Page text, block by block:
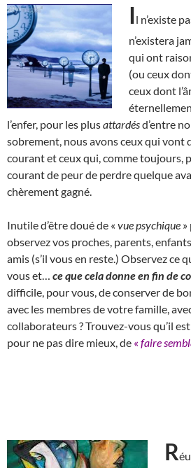
Il n’existe
n’existera
qui ont
(ou ceux
ceux dont
l’enfer, pour les plusattardésd’entre
sobrement, nous avons ceux qui vont
courant et ceux qui, comme toujours,
courant de peur de perdre quelque
chèrement gagné.
Inutile d’être doué de « vue psychique
observez vos proches, parents,
amis (s’il vous en reste.) Observez ce
vous et… ce que cela donne en fin de
difficile, pour vous, de conserver de
avec les membres de votre famille,
collaborateurs ? Trouvez-vous qu’il
pour ne pas dire mieux, de « faire
R